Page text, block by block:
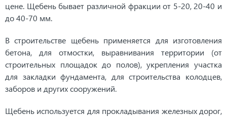
цене. Щебень бывает различной фракции от 5-20, 20-40 и
до 40-70 мм.
В строительстве щебень применяется для изготовления
бетона, для отмостки, выравнивания территории (от
строительных площадок до полов), укрепления участка
для закладки фундамента, для строительства колодцев,
заборов и других сооружений.
Щебень используется для прокладывания железных дорог,